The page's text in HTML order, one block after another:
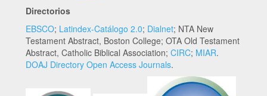
Directorios
EBSCO; Latindex-Catálogo 2.0; Dialnet; NTA New
Testament Abstract, Boston College; OTA Old Testament
Abstract, Catholic Biblical Association; CIRC; MIAR.
DOAJ Directory Open Access Journals.